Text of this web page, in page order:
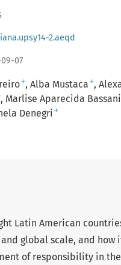
2.aeqd
07
+ Alba Mustaca +
Marlise Aparecida Bassani
Denegri +
Latin American
global scale, and how
of responsibility in the